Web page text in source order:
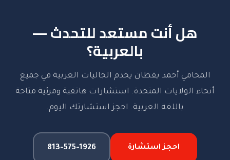
هل أنت مستعد للتحدث —
بالعربية؟
المحامي أحمد يقظان يخدم الجاليات العربية في جميع
أنحاء الولايات المتحدة. استشارات هاتفية ومرئية متاحة
باللغة العربية. احجز استشارتك اليوم.
احجز استشارة 813-575-1926